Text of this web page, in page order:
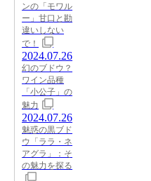
ンの「モワル
ー」甘口と勘
違いしない
で！
2024.07.26
幻のブドウ？
ワイン品種
「小公子」の
魅力
2024.07.26
魅惑の黒ブド
ウ「ララ・ネ
アグラ」：そ
の魅力を探る